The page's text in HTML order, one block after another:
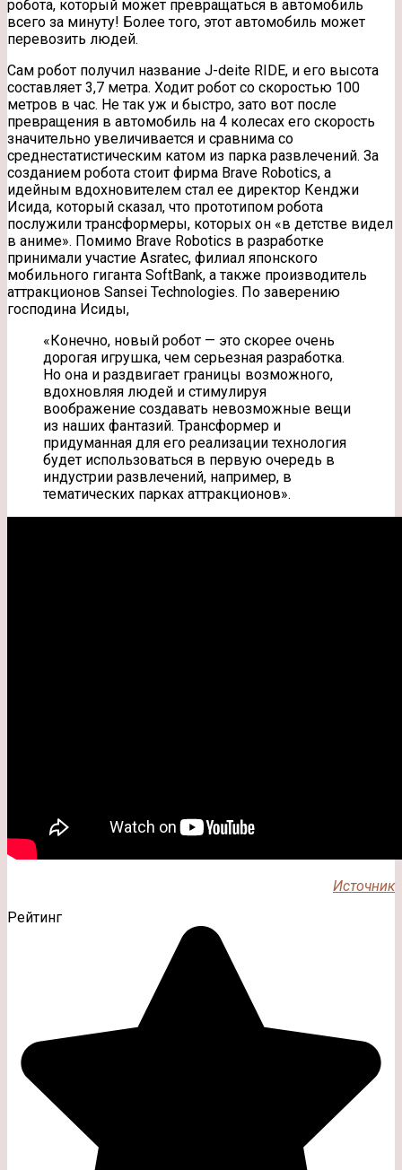
робота, который может превращаться в автомобиль
всего за минуту! Более того, этот автомобиль может
перевозить людей.
Сам робот получил название J-deite RIDE, и его высота
составляет 3,7 метра. Ходит робот со скоростью 100
метров в час. Не так уж и быстро, зато вот после
превращения в автомобиль на 4 колесах его скорость
значительно увеличивается и сравнима со
среднестатистическим катом из парка развлечений. За
созданием робота стоит фирма Brave Robotics, а
идейным вдохновителем стал ее директор Кенджи
Исида, который сказал, что прототипом робота
послужили трансформеры, которых он «в детстве видел
в аниме». Помимо Brave Robotics в разработке
принимали участие Asratec, филиал японского
мобильного гиганта SoftBank, а также производитель
аттракционов Sansei Technologies. По заверению
господина Исиды,
«Конечно, новый робот — это скорее очень
дорогая игрушка, чем серьезная разработка.
Но она и раздвигает границы возможного,
вдохновляя людей и стимулируя
воображение создавать невозможные вещи
из наших фантазий. Трансформер и
придуманная для его реализации технология
будет использоваться в первую очередь в
индустрии развлечений, например, в
тематических парках аттракционов».
Источник
Рейтинг